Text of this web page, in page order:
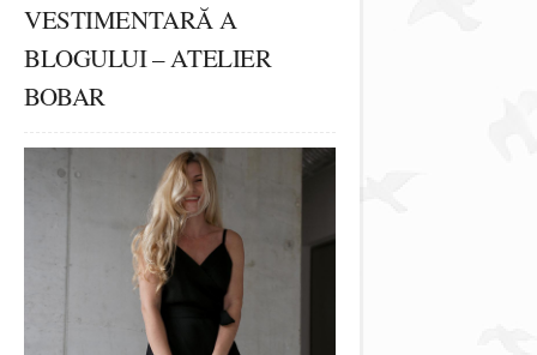
VESTIMENTARĂ A
BLOGULUI – ATELIER
BOBAR